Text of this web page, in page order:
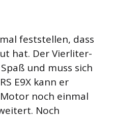
feststellen, dass
hat. Der Vierliter-
und muss sich
E9X kann er
noch einmal
Noch